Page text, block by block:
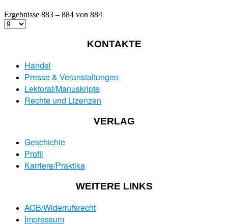
Ergebnisse 883 – 884 von 884
KONTAKTE
Handel
Presse & Veranstaltungen
Lektorat/Manuskripte
Rechte und Lizenzen
VERLAG
Geschichte
Profil
Karriere/Praktika
WEITERE LINKS
AGB/Widerrufsrecht
Impressum